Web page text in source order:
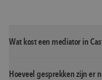
Wat kost een mediator in
Hoeveel gesprekken zijn er